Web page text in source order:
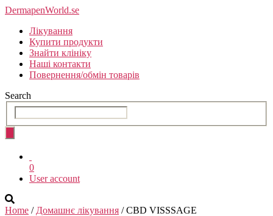
Skip
content
DermapenWorld.se
Лікування
Купити продукти
Знайти клініку
Наші контакти
Повернення/обмін товарів
Search
0
User account
Home / Домашнє лікування / CBD VISSSAGE